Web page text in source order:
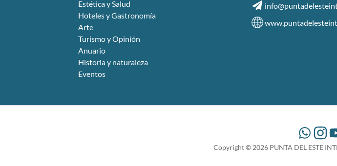
Estética y Salud
Hoteles y Gastronomía
Arte
Turismo y Opinión
Anuario
Historia y naturaleza
Eventos
Copyright © 2026PUNTA DEL ESTE